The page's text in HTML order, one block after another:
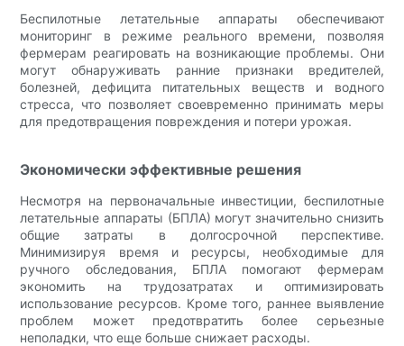
Беспилотные летательные аппараты обеспечивают
мониторинг в режиме реального времени, позволяя
фермерам реагировать на возникающие проблемы. Они
могут обнаруживать ранние признаки вредителей,
болезней, дефицита питательных веществ и водного
стресса, что позволяет своевременно принимать меры
для предотвращения повреждения и потери урожая.
Экономически эффективные решения
Несмотря на первоначальные инвестиции, беспилотные
летательные аппараты (БПЛА) могут значительно снизить
общие затраты в долгосрочной перспективе.
Минимизируя время и ресурсы, необходимые для
ручного обследования, БПЛА помогают фермерам
экономить на трудозатратах и ​​оптимизировать
использование ресурсов. Кроме того, раннее выявление
проблем может предотвратить более серьезные
неполадки, что еще больше снижает расходы.